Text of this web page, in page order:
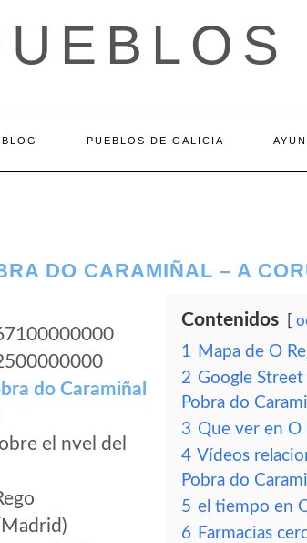
BLOG PUEBLOS DE GALICIA
DO CARAMIÑAL – A
do Caramiñal
el nvel del
Contenidos
1 Mapa de O
2 Google
Pobra do
3 Que ver en O
4 Vídeos
Pobra do
5 el tiempo en
6 Farmacias